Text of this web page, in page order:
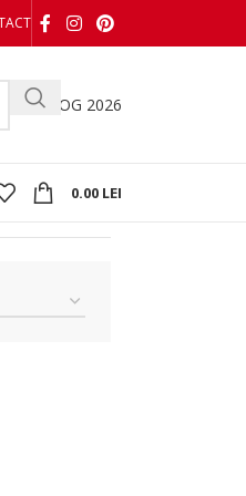
CATALOG 2026
0.00 LEI
rezultat